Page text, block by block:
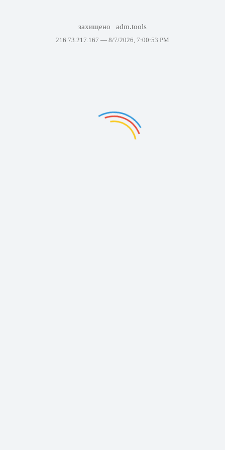
захищено adm.tools
216.73.217.167 — 8/7/2026, 7:00:53 PM